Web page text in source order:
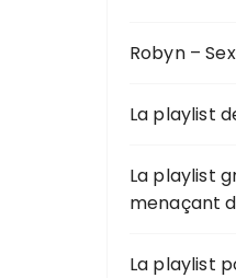
Robyn –
La playlist
La playlist
menaçant
La playlist